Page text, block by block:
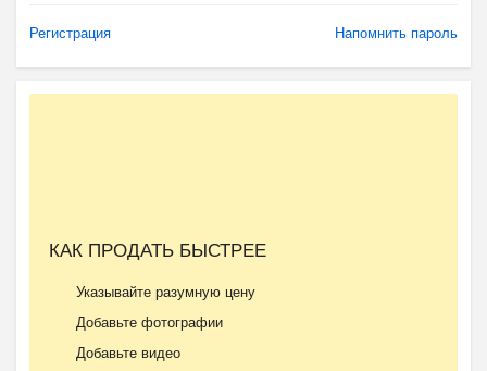
Регистрация Напомнить пароль
КАК ПРОДАТЬ БЫСТРЕЕ
Указывайте разумную цену
Добавьте фотографии
Добавьте видео